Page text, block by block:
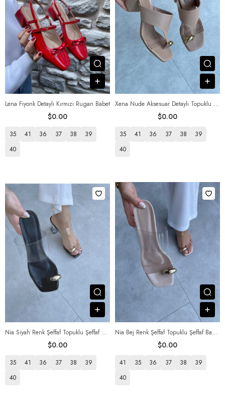
Lena Fiyonk Detaylı Kırmızı Rugan Babet
$0.00
Посмотреть товар
В корзину
35 41 36 37 38
39
40
Xena Nude Aksesuar Detaylı Topuklu Ayakkabı
$0.00
35 41 36 37 38
39
40
Nia Siyah Renk Şeffaf Topuklu Şeffaf Bantlı Terlik
$0.00
Посмотреть товар
35 41 36 37 38
39
40
Nia Bej Renk Şeffaf Topuklu Şeffaf Bantlı Terlik
$0.00
41 35 36 37 38
39
40